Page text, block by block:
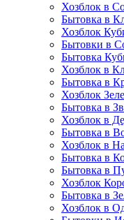
Хозблок в
Бытовка в
Хозблок
Бытовки в
Бытовка
Хозблок в
Бытовка в
Хозблок
Бытовка в
Хозблок в
Бытовка в
Хозблок в
Бытовка в
Бытовкa в
Хозблок
Бытовка в
Хозблок в